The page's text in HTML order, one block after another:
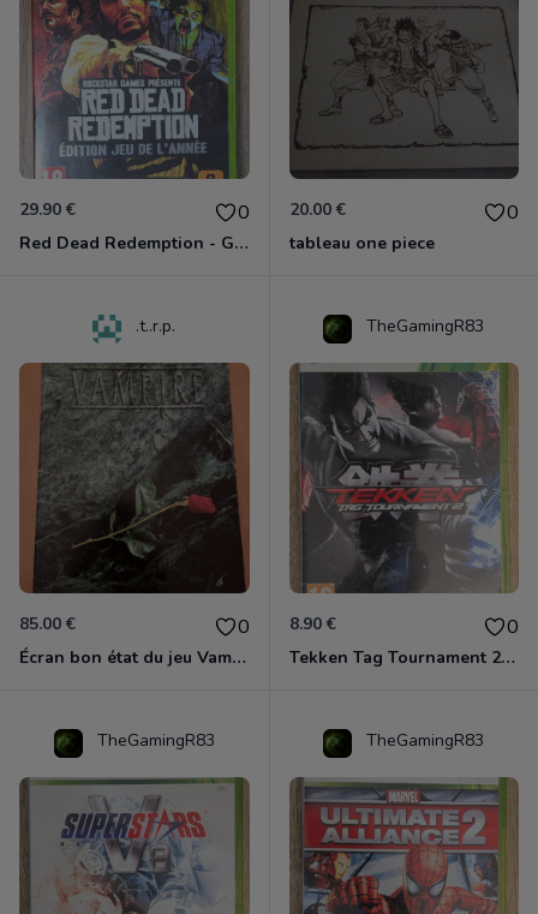
29.90 € 0
Red Dead Redemption - Game Of The Year Xbox 360
20.00 € 0
tableau one piece
.t..r.p.
85.00 € 0
Écran bon état du jeu Vampire et livre de règles « la mascarade » état d’usage
TheGamingR83
8.90 € 0
Tekken Tag Tournament 2 Xbox 360
TheGamingR83 TheGamingR83